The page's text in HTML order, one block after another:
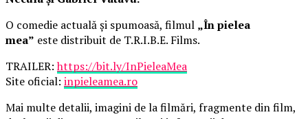
O comedie actuală și spumoasă, filmul „În pielea
mea” este distribuit de T.R.I.B.E. Films.
TRAILER:https://bit.ly/InPieleaMea
Site oficial: inpieleamea.ro
Mai multe detalii, imagini de la filmări, fragmente din film,